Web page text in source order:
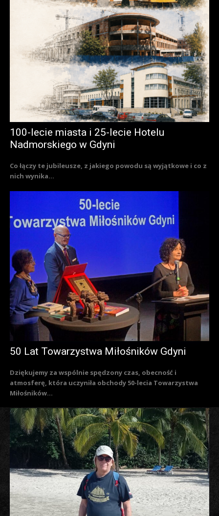
100-lecie miasta i 25-lecie Hotelu
Nadmorskiego w Gdyni
Co łączy te jubileusze, z jakiego powodu są wyjątkowe i co z
nich wynika...
50 Lat Towarzystwa Miłośników Gdyni
Dziękujemy za wspólnie spędzony czas, obecność i
atmosferę, która uczyniła obchody 50-lecia Towarzystwa
Miłośników...